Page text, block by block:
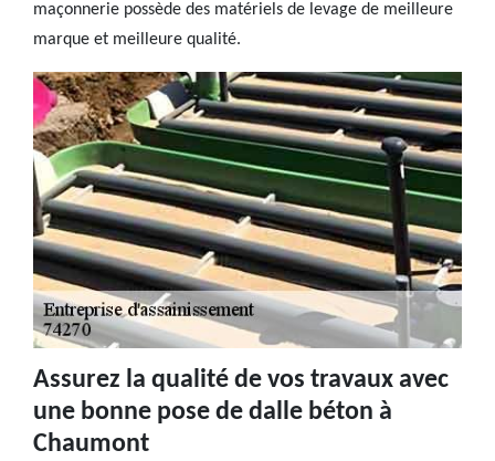
maçonnerie possède des matériels de levage de meilleure
marque et meilleure qualité.
Assurez la qualité de vos travaux avec
une bonne pose de dalle béton à
Chaumont